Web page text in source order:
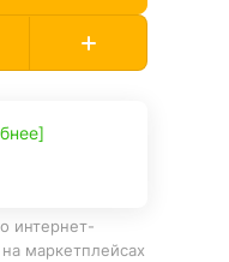
интернет-
маркетплейсах